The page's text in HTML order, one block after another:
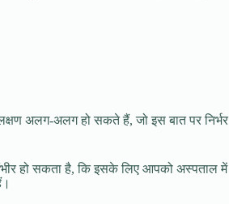
अलग-अलग हो सकते हैं, जो इस बात पर निर्भर
हो सकता है, कि इसके लिए आपको अस्पताल में